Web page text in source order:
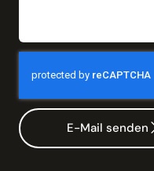
E-Mail senden